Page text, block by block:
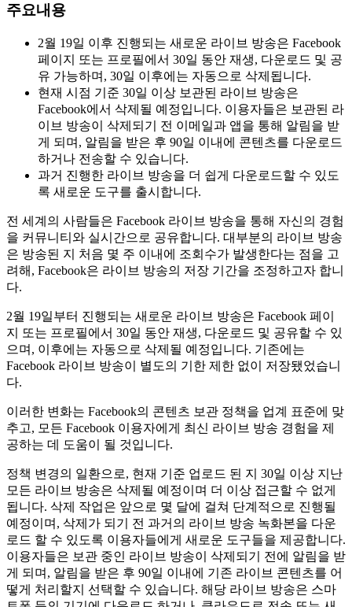
주요내용
2월 19일 이후 진행되는 새로운 라이브 방송은 Facebook
페이지 또는 프로필에서 30일 동안 재생, 다운로드 및 공
유 가능하며, 30일 이후에는 자동으로 삭제됩니다.
현재 시점 기준 30일 이상 보관된 라이브 방송은
Facebook에서 삭제될 예정입니다. 이용자들은 보관된 라
이브 방송이 삭제되기 전 이메일과 앱을 통해 알림을 받
게 되며, 알림을 받은 후 90일 이내에 콘텐츠를 다운로드
하거나 전송할 수 있습니다.
과거 진행한 라이브 방송을 더 쉽게 다운로드할 수 있도
록 새로운 도구를 출시합니다.
전 세계의 사람들은 Facebook 라이브 방송을 통해 자신의 경험
을 커뮤니티와 실시간으로 공유합니다. 대부분의 라이브 방송
은 방송된 지 처음 몇 주 이내에 조회수가 발생한다는 점을 고
려해, Facebook은 라이브 방송의 저장 기간을 조정하고자 합니
다.
2월 19일부터 진행되는 새로운 라이브 방송은 Facebook 페이
지 또는 프로필에서 30일 동안 재생, 다운로드 및 공유할 수 있
으며, 이후에는 자동으로 삭제될 예정입니다. 기존에는
Facebook 라이브 방송이 별도의 기한 제한 없이 저장됐었습니
다.
이러한 변화는 Facebook의 콘텐츠 보관 정책을 업계 표준에 맞
추고, 모든 Facebook 이용자에게 최신 라이브 방송 경험을 제
공하는 데 도움이 될 것입니다.
정책 변경의 일환으로, 현재 기준 업로드 된 지 30일 이상 지난
모든 라이브 방송은 삭제될 예정이며 더 이상 접근할 수 없게
됩니다. 삭제 작업은 앞으로 몇 달에 걸쳐 단계적으로 진행될
예정이며, 삭제가 되기 전 과거의 라이브 방송 녹화본을 다운
로드 할 수 있도록 이용자들에게 새로운 도구들을 제공합니다.
이용자들은 보관 중인 라이브 방송이 삭제되기 전에 알림을 받
게 되며, 알림을 받은 후 90일 이내에 기존 라이브 콘텐츠를 어
떻게 처리할지 선택할 수 있습니다. 해당 라이브 방송은 스마